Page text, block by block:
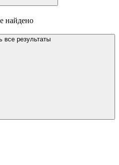
найдено
все результаты